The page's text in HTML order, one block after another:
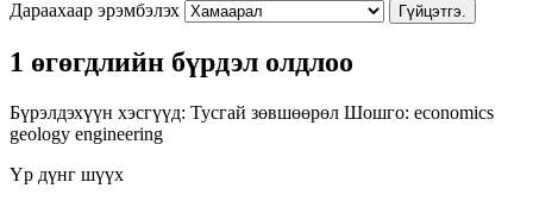
Дараахаар эрэмбэлэх Гүйцэтгэ.
1 өгөгдлийн бүрдэл олдлоо
Бүрэлдэхүүн хэсгүүд: Тусгай зөвшөөрөл Шошго: economics
geology engineering
Үр дүнг шүүх